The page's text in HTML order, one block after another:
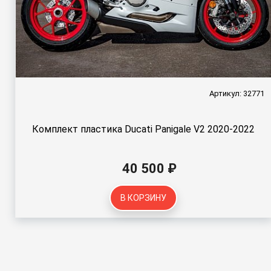
Артикул: 32771
Комплект пластика Ducati Panigale V2 2020-2022
40 500 ₽
В КОРЗИНУ